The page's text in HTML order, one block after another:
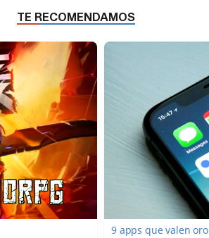
9 apps que valen oro